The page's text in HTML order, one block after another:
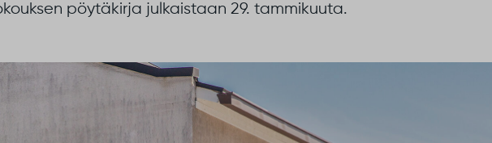
pöytäkirja julkaistaan 29. tammikuuta.